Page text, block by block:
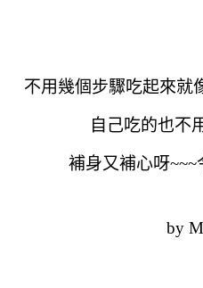
不用幾個步驟吃起來就
自己吃的也不
補身又補心呀
by